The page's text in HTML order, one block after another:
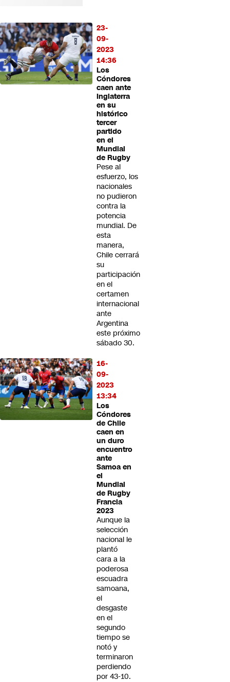
23-
09-
2023
14:36
Los
Cóndores
caen ante
Inglaterra
en su
histórico
tercer
partido
en el
Mundial
de Rugby
Pese al
esfuerzo, los
nacionales
no pudieron
contra la
potencia
mundial. De
esta
manera,
Chile cerrará
su
participación
en el
certamen
internacional
ante
Argentina
este próximo
sábado 30.
16-
09-
2023
13:34
Los
Cóndores
de Chile
caen en
un duro
encuentro
ante
Samoa en
el
Mundial
de Rugby
Francia
2023
Aunque la
selección
nacional le
plantó
cara a la
poderosa
escuadra
samoana,
el
desgaste
en el
segundo
tiempo se
notó y
terminaron
perdiendo
por 43-10.